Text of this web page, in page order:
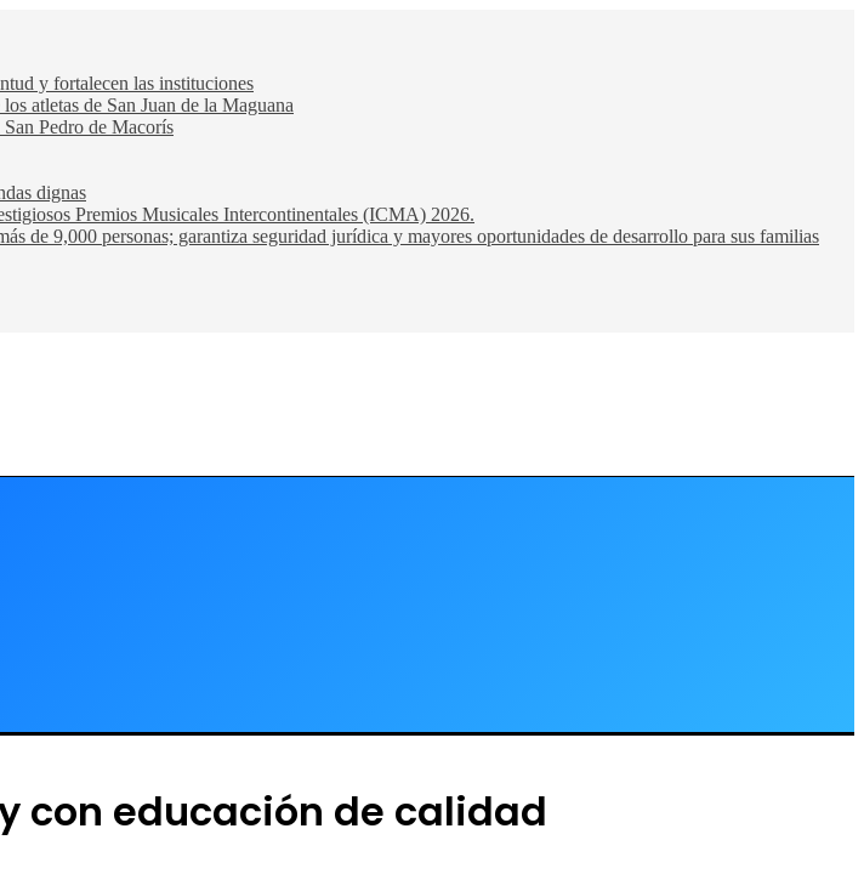
y fortalecen las instituciones
atletas de San Juan de la Maguana
Pedro de Macorís
dignas
Premios Musicales Intercontinentales (ICMA) 2026.
de 9,000 personas; garantiza seguridad jurídica y mayores oportunidades de desarrollo para sus familias
con educación de calidad